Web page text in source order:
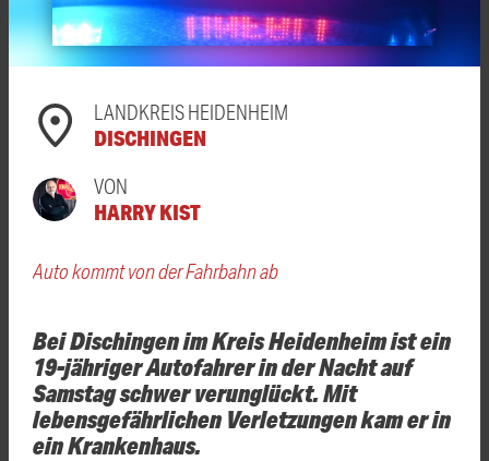
LANDKREIS HEIDENHEIM
DISCHINGEN
VON
HARRY KIST
Auto kommt von der Fahrbahn ab
Bei Dischingen im Kreis Heidenheim ist ein
19-jähriger Autofahrer in der Nacht auf
Samstag schwer verunglückt. Mit
lebensgefährlichen Verletzungen kam er in
ein Krankenhaus.